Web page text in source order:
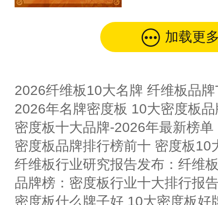
加载更
2026纤维板10大名牌 纤维板品
2026年名牌密度板 10大密度板
密度板十大品牌-2026年最新榜单
密度板品牌排行榜前十 密度板10
纤维板行业研究报告发布：纤维
密度板什么牌子好 10大密度板好